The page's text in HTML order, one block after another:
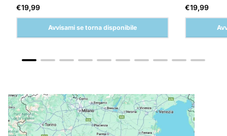
Prezzo
normale
€19,99
Avvisami se torna disponibile
Prezzo
normale
€19,99